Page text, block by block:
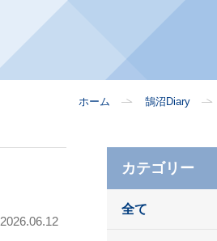
ホーム 鵠沼Diary
2026.06.12
カテゴリー
全て